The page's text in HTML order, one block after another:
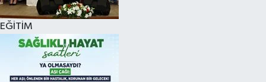
EĞİTİMVİZYONDAKİLER
YAŞAM